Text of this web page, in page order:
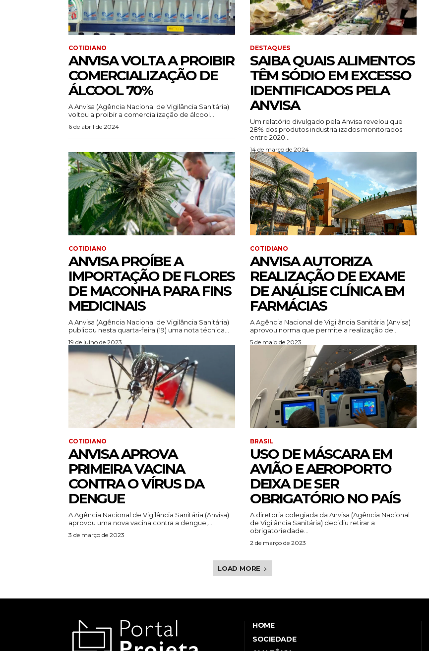
COTIDIANO
ANVISA VOLTA A PROIBIR
COMERCIALIZAÇÃO DE
ÁLCOOL 70%
A Anvisa (Agência Nacional de Vigilância Sanitária)
voltou a proibir a comercialização de álcool...
6 de abril de 2024
DESTAQUES
SAIBA QUAIS ALIMENTOS
TÊM SÓDIO EM EXCESSO
IDENTIFICADOS PELA
ANVISA
Um relatório divulgado pela Anvisa revelou que
28% dos produtos industrializados monitorados
entre 2020...
14 de março de 2024
COTIDIANO
ANVISA PROÍBE A
IMPORTAÇÃO DE FLORES
DE MACONHA PARA FINS
MEDICINAIS
A Anvisa (Agência Nacional de Vigilância Sanitária)
publicou nesta quarta-feira (19) uma nota técnica...
19 de julho de 2023
COTIDIANO
ANVISA AUTORIZA
REALIZAÇÃO DE EXAME
DE ANÁLISE CLÍNICA EM
FARMÁCIAS
A Agência Nacional de Vigilância Sanitária (Anvisa)
aprovou norma que permite a realização de...
5 de maio de 2023
COTIDIANO
ANVISA APROVA
PRIMEIRA VACINA
CONTRA O VÍRUS DA
DENGUE
A Agência Nacional de Vigilância Sanitária (Anvisa)
aprovou uma nova vacina contra a dengue,...
3 de março de 2023
BRASIL
USO DE MÁSCARA EM
AVIÃO E AEROPORTO
DEIXA DE SER
OBRIGATÓRIO NO PAÍS
A diretoria colegiada da Anvisa (Agência Nacional
de Vigilância Sanitária) decidiu retirar a
obrigatoriedade...
2 de março de 2023
LOAD MORE
HOME
SOCIEDADE